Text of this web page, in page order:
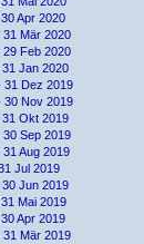
Apr 2020
31 Mär 2020
29 Feb 2020
Jan 2020
31 Dez 2019
30 Nov 2019
Okt 2019
30 Sep 2019
Aug 2019
Jul 2019
Jun 2019
Mai 2019
Apr 2019
31 Mär 2019